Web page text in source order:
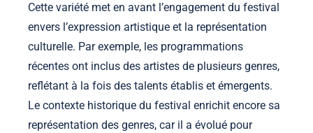
Cette variété met en avant l’engagement du festival
envers l’expression artistique et la représentation
culturelle. Par exemple, les programmations
récentes ont inclus des artistes de plusieurs genres,
reflétant à la fois des talents établis et émergents.
Le contexte historique du festival enrichit encore sa
représentation des genres, car il a évolué pour